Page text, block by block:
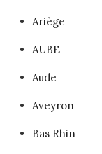
Ariège
AUBE
Aude
Aveyron
Bas Rhin